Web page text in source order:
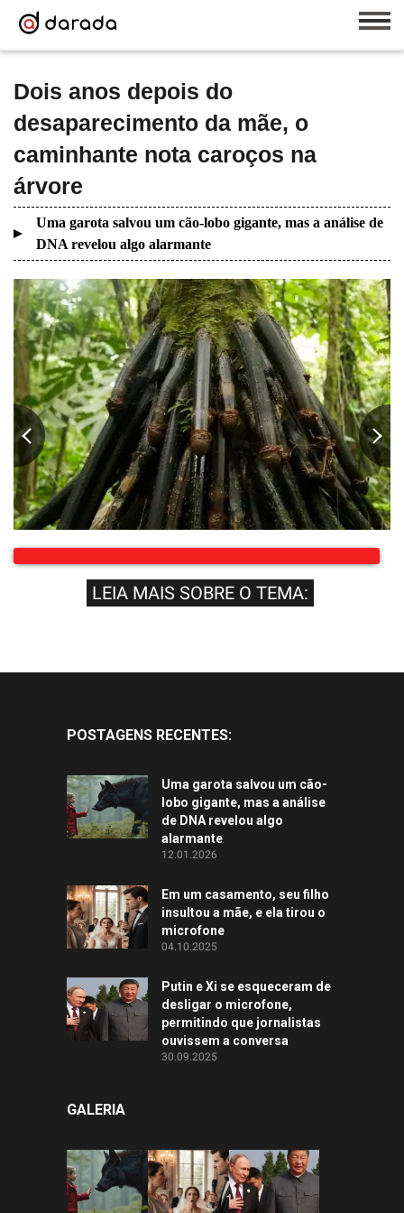
Dois anos depois do
desaparecimento da mãe, o
caminhante nota caroços na
árvore
Uma garota salvou um cão-lobo gigante, mas a análise de
DNA revelou algo alarmante
LEIA MAIS SOBRE O TEMA:
POSTAGENS RECENTES:
Uma garota salvou um cão-
lobo gigante, mas a análise
de DNA revelou algo
alarmante
12.01.2026
Em um casamento, seu filho
insultou a mãe, e ela tirou o
microfone
04.10.2025
Putin e Xi se esqueceram de
desligar o microfone,
permitindo que jornalistas
ouvissem a conversa
30.09.2025
GALERIA